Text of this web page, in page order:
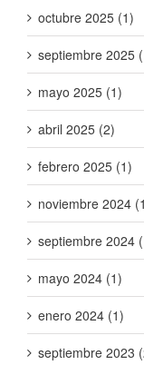
octubre 2025 (1)
septiembre 2025
mayo 2025 (1)
abril 2025 (2)
febrero 2025 (1)
noviembre 2024
septiembre 2024
mayo 2024 (1)
enero 2024 (1)
septiembre 2023